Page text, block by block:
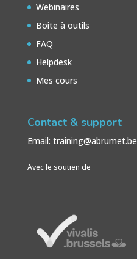
Webinaires
Boite à outils
FAQ
Helpdesk
Mes cours
Contact & support
Email: training@abrumet.be
Avec le soutien de